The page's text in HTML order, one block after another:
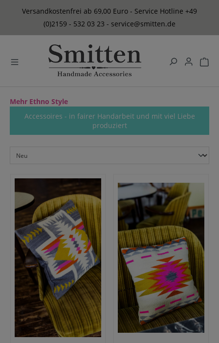
springen
Versandkostenfrei ab 69,00 Euro - Service Hotline +49
(0)2159 - 532 03 23 - service@smitten.de
Mehr Ethno Style
Accessoires - in fairer Handarbeit und mit viel Liebe
produziert